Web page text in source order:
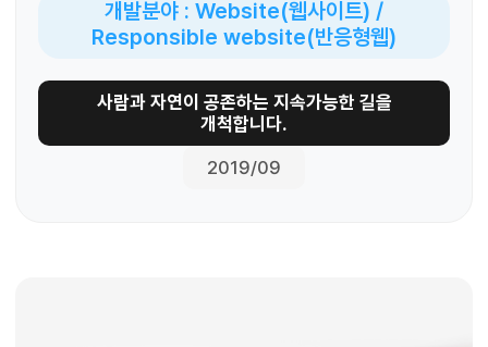
개발분야 : Website(웹사이트) /
Responsible website(반응형웹)
사람과 자연이 공존하는 지속가능한 길을
개척합니다.
2019/09